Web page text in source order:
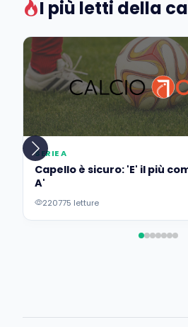
I più letti della
SERIE A
Capello è sicuro: 'E' il più
A'
220775 letture